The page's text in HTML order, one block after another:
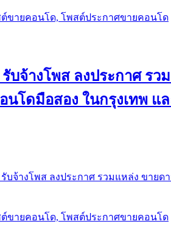
ขายคอนโด, โพสต์ประกาศขายคอนโด
รับจ้างโพส ลงประกาศ ร
นโดมือสอง ในกรุงเทพ แ
รับจ้างโพส ลงประกาศ รวมแหล่ง ขาย
ขายคอนโด, โพสต์ประกาศขายคอนโด